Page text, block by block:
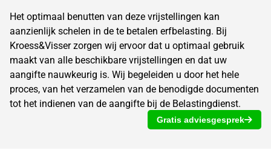
Het optimaal benutten van deze vrijstellingen kan
aanzienlijk schelen in de te betalen erfbelasting. Bij
Kroess&Visser zorgen wij ervoor dat u optimaal gebruik
maakt van alle beschikbare vrijstellingen en dat uw
aangifte nauwkeurig is. Wij begeleiden u door het hele
proces, van het verzamelen van de benodigde documenten
tot het indienen van de aangifte bij de Belastingdienst.
Gratis adviesgesprek